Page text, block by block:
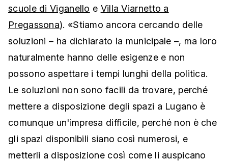
scuole di Viganello e Villa Viarnetto a
Pregassona). «Stiamo ancora cercando delle
soluzioni – ha dichiarato la municipale –, ma loro
naturalmente hanno delle esigenze e non
possono aspettare i tempi lunghi della politica.
Le soluzioni non sono facili da trovare, perché
mettere a disposizione degli spazi a Lugano è
comunque un'impresa difficile, perché non è che
gli spazi disponibili siano così numerosi, e
metterli a disposizione così come li auspicano